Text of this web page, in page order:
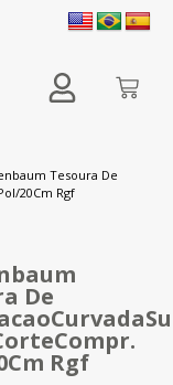
Tesoura De
20Cm Rgf
De
Rgf